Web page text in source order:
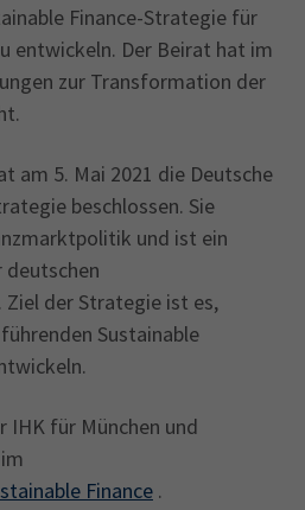
Finance-Strategie für
entwickeln. Der Beirat hat im
zur Transformation der
am 5. Mai 2021 die Deutsche
beschlossen. Sie
und ist ein
der Strategie ist es,
Sustainable
IHK für München und
Finance .